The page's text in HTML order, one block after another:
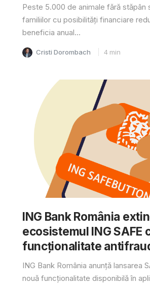
Peste 5.000 de animale fără stăpân
familiilor cu posibilități financiare
beneficia anual...
Cristi Dorombach 4 min
ING Bank România
ecosistemul ING SAFE
funcționalitate
ING Bank România anunță lansarea
nouă funcționalitate disponibilă în